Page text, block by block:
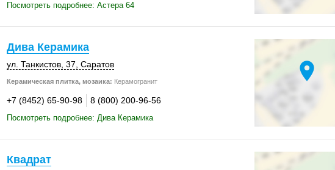
Посмотреть подробнее: Астера 64
Дива Керамика
ул. Танкистов, 37 Саратов
Керамическая плитка, мозаика: Керамогранит
+7 (8452) 65-90-98 8 (800) 200-96-56
Посмотреть подробнее: Дива Керамика
location_on
Квадрат